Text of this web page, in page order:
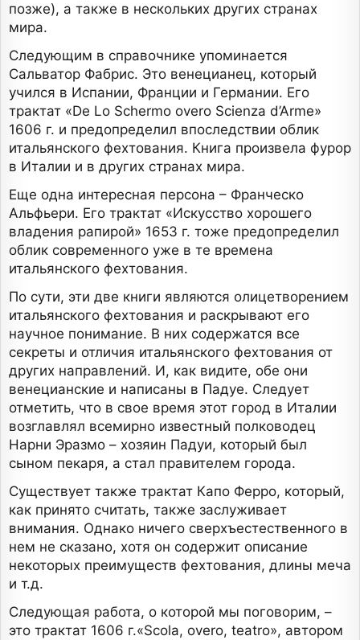
позже), а также в нескольких других странах
мира.
Следующим в справочнике упоминается
Сальватор Фабрис. Это венецианец, который
учился в Испании, Франции и Германии. Его
трактат «De Lo Schermo overo Scienza d’Arme»
1606 г. и предопределил впоследствии облик
итальянского фехтования. Книга произвела фурор
в Италии и в других странах мира.
Еще одна интересная персона – Франческо
Альфьери. Его трактат «Искусство хорошего
владения рапирой» 1653 г. тоже предопределил
облик современного уже в те времена
итальянского фехтования.
По сути, эти две книги являются олицетворением
итальянского фехтования и раскрывают его
научное понимание. В них содержатся все
секреты и отличия итальянского фехтования от
других направлений. И, как видите, обе они
венецианские и написаны в Падуе. Следует
отметить, что в свое время этот город в Италии
возглавлял всемирно известный полководец
Нарни Эразмо – хозяин Падуи, который был
сыном пекаря, а стал правителем города.
Существует также трактат Капо Ферро, который,
как принято считать, также заслуживает
внимания. Однако ничего сверхъестественного в
нем не сказано, хотя он содержит описание
некоторых преимуществ фехтования, длины меча
и т.д.
Следующая работа, о которой мы поговорим, –
это трактат 1606 г.«Scola, overo, teatro», автором